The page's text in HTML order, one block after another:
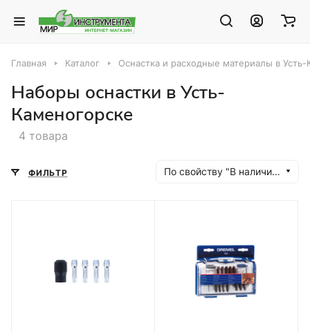
Главная Каталог Оснастка и расходные материалы в Усть-
Наборы оснастки в Усть-
Каменогорске
4 товара
ФИЛЬТР По свойству "В наличии" (убывание)